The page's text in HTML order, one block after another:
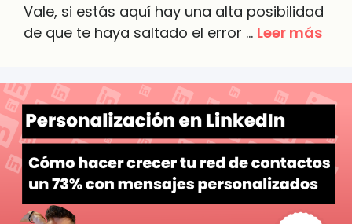
Vale, si estás aquí hay una alta posibilidad
de que te haya saltado el error … Leer más